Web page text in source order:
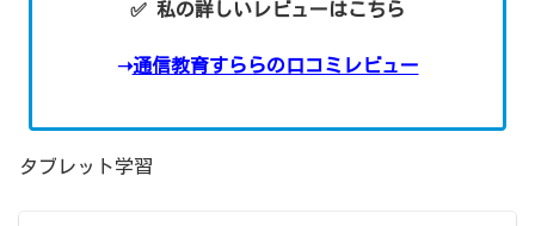
✅ 私の詳しいレビューはこちら
➝通信教育すららの口コミレビュー
タブレット学習